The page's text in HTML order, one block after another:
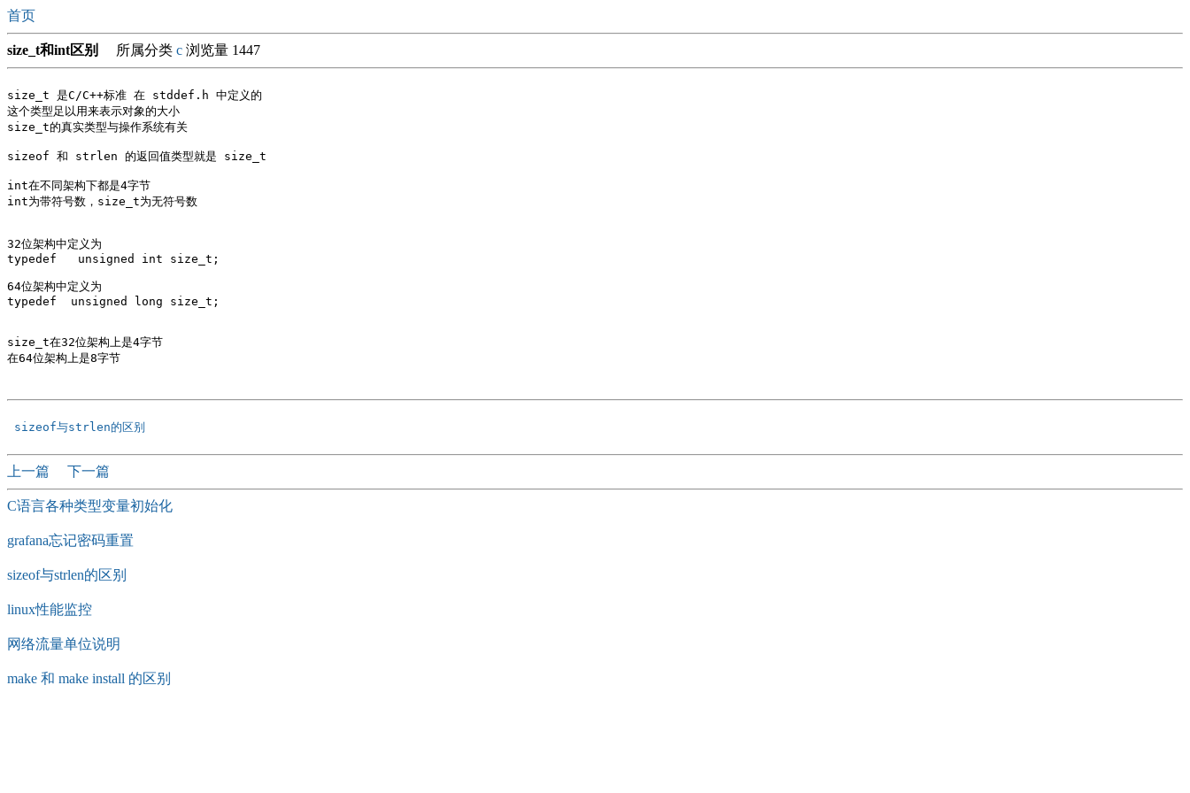
首页
size_t和int区别 所属分类 c 浏览量 1447
size_t 是C/C++标准 在 stddef.h 中定义的
这个类型足以用来表示对象的大小
size_t的真实类型与操作系统有关
sizeof 和 strlen 的返回值类型就是 size_t
int在不同架构下都是4字节
int为带符号数，size_t为无符号数
32位架构中定义为
typedef   unsigned int size_t;
64位架构中定义为
typedef  unsigned long size_t;
size_t在32位架构上是4字节
在64位架构上是8字节
sizeof与strlen的区别
上一篇 下一篇
C语言各种类型变量初始化
grafana忘记密码重置
sizeof与strlen的区别
linux性能监控
网络流量单位说明
make 和 make install 的区别